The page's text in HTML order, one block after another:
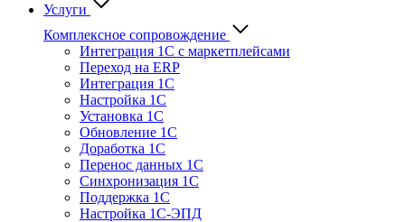
Услуги
Комплексное сопровождение
Интеграция 1С с маркетплейсами
Переход на ERP
Интеграция 1С
Настройка 1С
Установка 1С
Обновление 1С
Доработка 1С
Перенос данных 1С
Синхронизация 1С
Поддержка 1С
Настройка 1С-ЭПД